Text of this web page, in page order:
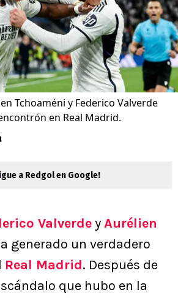
Tchoaméni y Federico Valverde
en Real Madrid.
a Redgol en Google!
ValverdeyAurélien
generado un verdadero
Real Madrid. Después de
que hubo en la